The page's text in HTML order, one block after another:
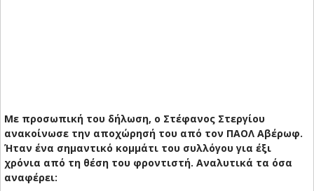
Με προσωπική του δήλωση, ο Στέφανος Στεργίου
ανακοίνωσε την αποχώρησή του από τον ΠΑΟΛ Αβέρωφ.
Ήταν ένα σημαντικό κομμάτι του συλλόγου για έξι
χρόνια από τη θέση του φροντιστή. Αναλυτικά τα όσα
αναφέρει: